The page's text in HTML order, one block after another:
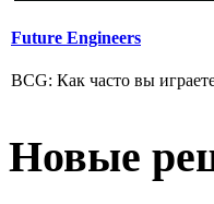
Future Engineers
BCG: Как часто вы
Новые